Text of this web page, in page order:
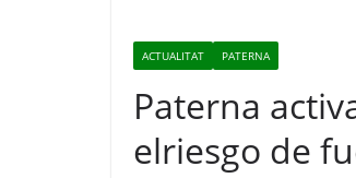
ACTUALITAT PATERNA
Paterna
elriesgo de